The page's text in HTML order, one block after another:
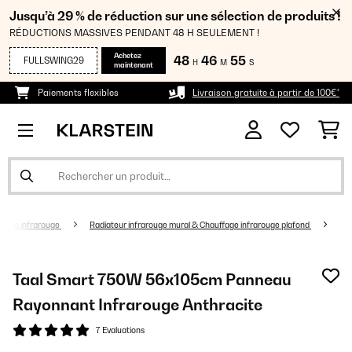
Jusqu’à 29 % de réduction sur une sélection de produits !
RÉDUCTIONS MASSIVES PENDANT 48 H SEULEMENT !
FULLSWING29
Achetez
maintenant
48 H 46 M 55 S
Paiements flexibles Livraison gratuite à partir de 100€*
infrarouge Radiateur infrarouge mural & Chauffage infrarouge plafond
Taal Smart 750W 56x105cm Panneau
Rayonnant Infrarouge Anthracite
7 Evaluations